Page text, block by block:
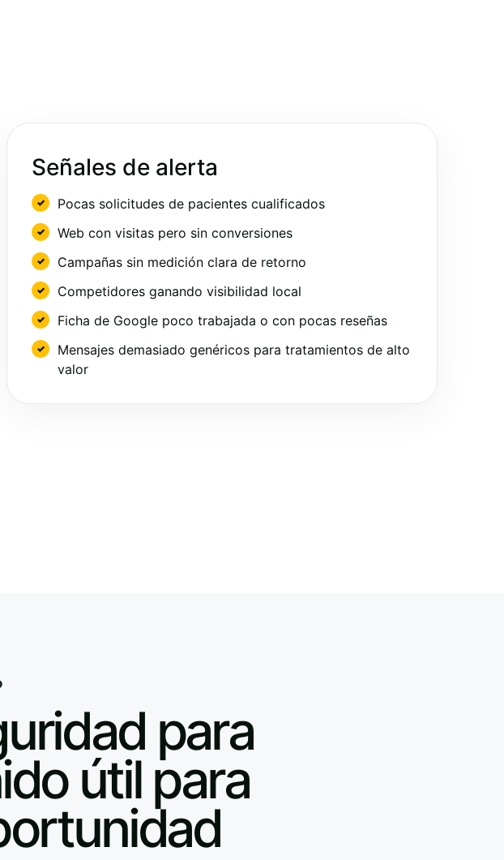
Señales de alerta
Pocas solicitudes de pacientes cualificados
Web con visitas pero sin conversiones
Campañas sin medición clara de retorno
Competidores ganando visibilidad local
Ficha de Google poco trabajada o con pocas reseñas
Mensajes demasiado genéricos para tratamientos de alto
valor
para
útil para